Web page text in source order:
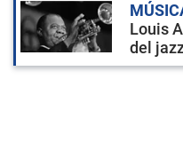
Louis
del